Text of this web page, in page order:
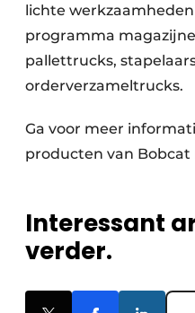
lichte werkzaamheden
programma
pallettrucks,
orderverzameltrucks.
Ga voor meer
producten van Bobcat
Interessant
verder.